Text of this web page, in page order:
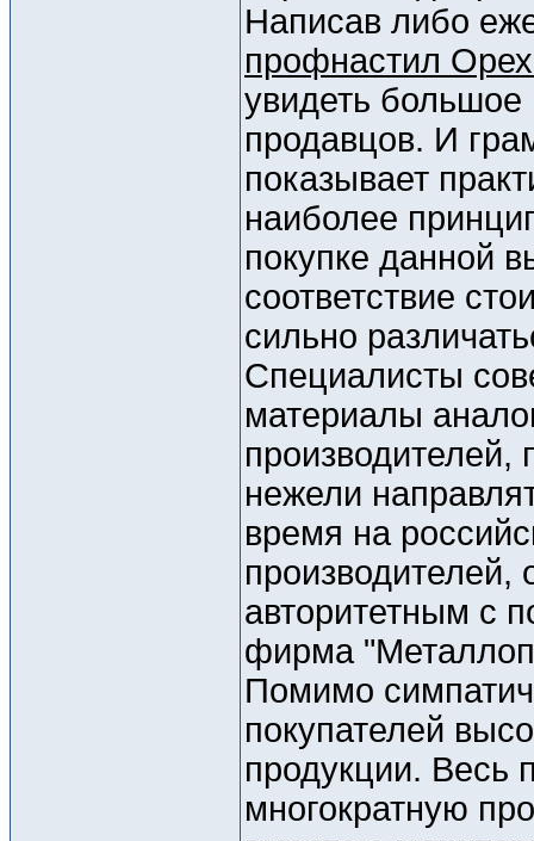
Написав либо
профнастил
увидеть
продавцов. И
показывает
наиболее
покупке данной
соответствие
сильно
Специалисты
материалы
производителей,
нежели
время на
авторитетным с
фирма
Помимо
покупателей
продукции. Весь
многократную